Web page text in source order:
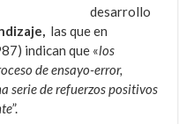
desarrollo
las que en
indican que «los
de ensayo-error,
serie de refuerzos positivos
”.